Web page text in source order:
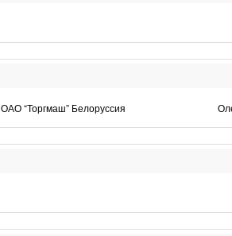
ОАО “Торгмаш” Белоруссия